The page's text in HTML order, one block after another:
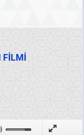
FİLMİ